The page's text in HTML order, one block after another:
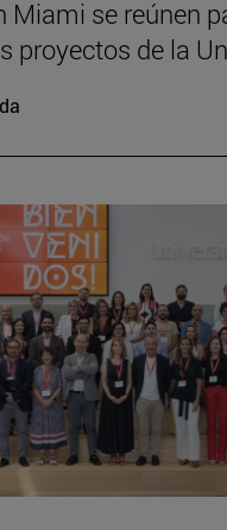
Miami se reúnen
proyectos de la